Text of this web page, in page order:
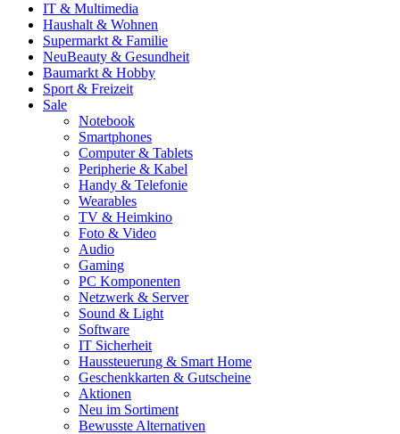
IT & Multimedia
Haushalt & Wohnen
Supermarkt & Familie
NeuBeauty & Gesundheit
Baumarkt & Hobby
Sport & Freizeit
Sale
Notebook
Smartphones
Computer & Tablets
Peripherie & Kabel
Handy & Telefonie
Wearables
TV & Heimkino
Foto & Video
Audio
Gaming
PC Komponenten
Netzwerk & Server
Sound & Light
Software
IT Sicherheit
Haussteuerung & Smart Home
Geschenkkarten & Gutscheine
Aktionen
Neu im Sortiment
Bewusste Alternativen